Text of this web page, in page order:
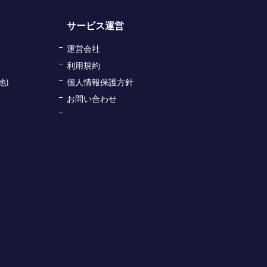
)
サービス運営
運営会社
利用規約
個人情報保護方針
お問い合わせ